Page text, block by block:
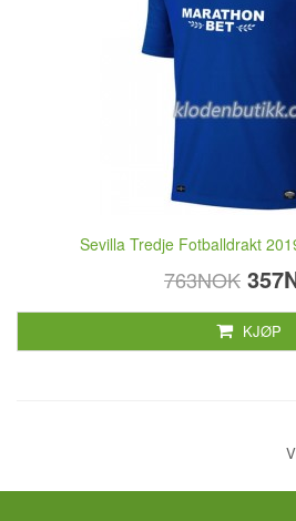
Sevilla Tredje Fotballdrakt
763NOK
KJØP